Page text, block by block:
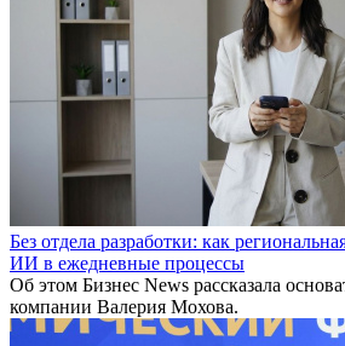
Без отдела разработки: как
ИИ в ежедневные процессы
Об этом Бизнес News рассказала
компании Валерия Мохова.